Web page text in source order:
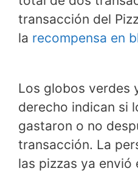
transacción del
la recompensa en
Los globos verdes
derecho indican si
gastaron o no
transacción. La
las pizzas ya envió